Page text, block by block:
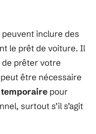
peuvent inclure des
le prêt de voiture. Il
prêter votre
être nécessaire
pour
surtout s’il s’agit